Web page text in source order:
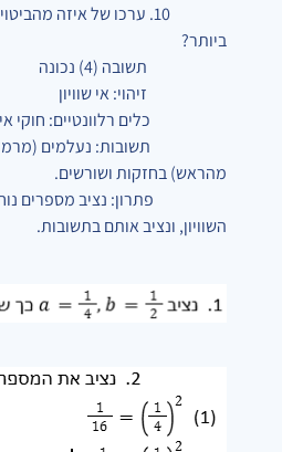
10. ערכו של איזה
ביותר?
תשובה (4) נכונה
זיהוי: אי שוויון
כלים רלוונטיים: חוקי אי
תשובות: נעלמים (מרמז
מהראש) בחזקות ושורשים.
פתרון: נציב מספרים נוחים
השוויון, ונציב אותם בתשובות.